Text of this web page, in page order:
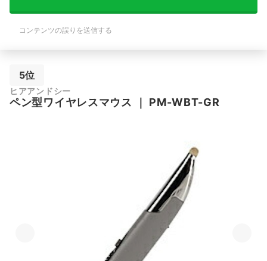
コンテンツの誤りを送信する
5位
ヒアアンドシー
ペン型ワイヤレスマウス PM-WBT-GR